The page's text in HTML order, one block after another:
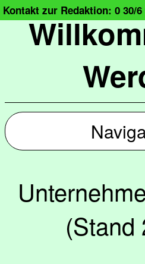
Kontakt zur Redaktion: 0 30/6
(Stand